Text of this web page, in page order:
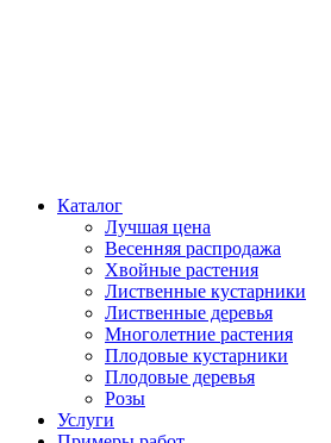
Каталог
Лучшая цена
Весенняя распродажа
Хвойные растения
Лиственные кустарники
Лиственные деревья
Многолетние растения
Плодовые кустарники
Плодовые деревья
Розы
Услуги